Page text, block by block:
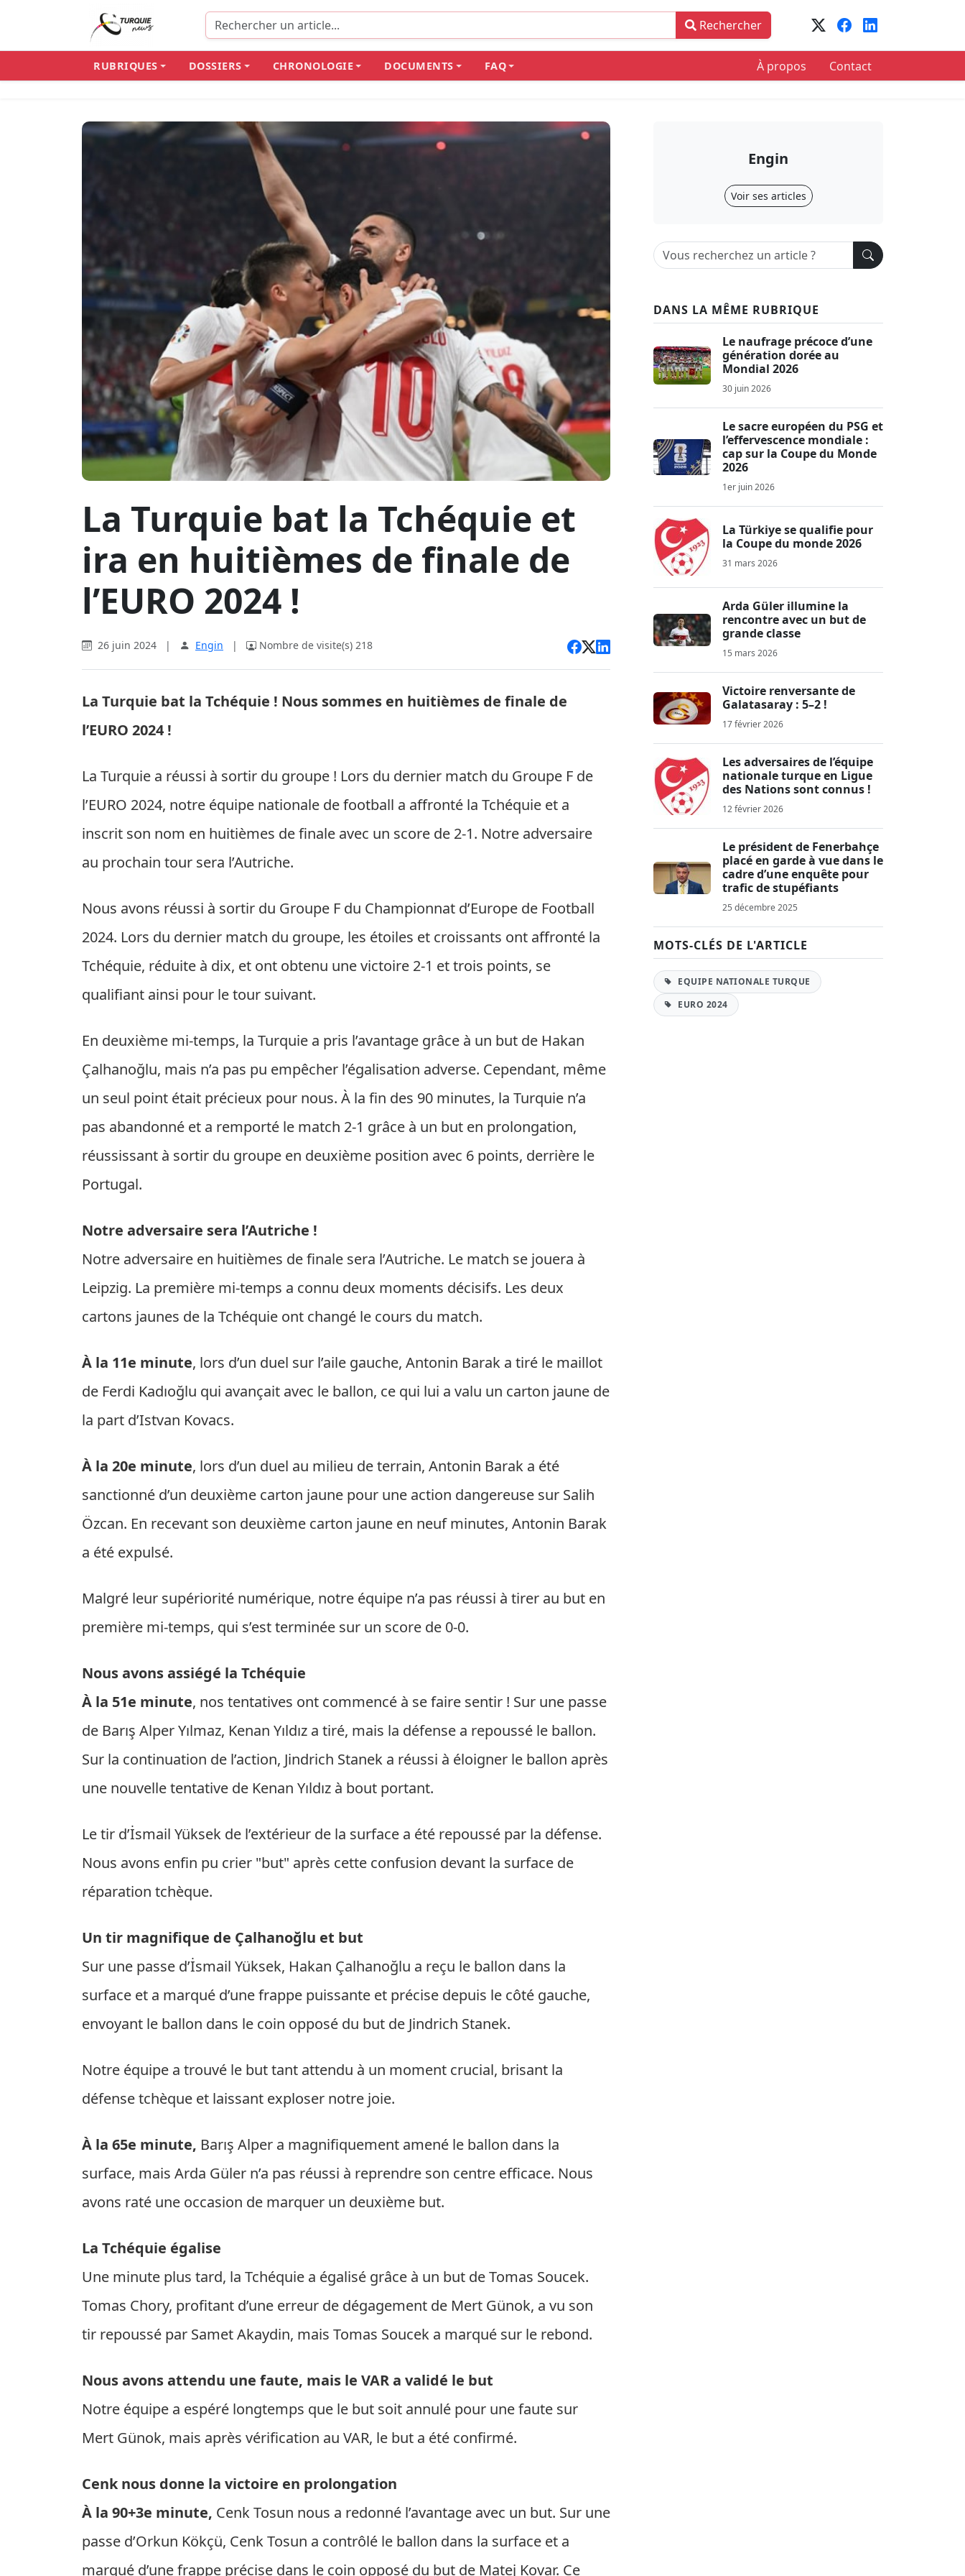
Rechercher
RUBRIQUES DOSSIERS CHRONOLOGIE DOCUMENTS FAQ À propos Contact
La Turquie bat la Tchéquie et
ira en huitièmes de finale de
l’EURO 2024 !
26 juin 2024 | Engin | Nombre de visite(s) 218
La Turquie bat la Tchéquie ! Nous sommes en huitièmes de finale de
l’EURO 2024 !
La Turquie a réussi à sortir du groupe ! Lors du dernier match du Groupe F de
l’EURO 2024, notre équipe nationale de football a affronté la Tchéquie et a
inscrit son nom en huitièmes de finale avec un score de 2-1. Notre adversaire
au prochain tour sera l’Autriche.
Nous avons réussi à sortir du Groupe F du Championnat d’Europe de Football
2024. Lors du dernier match du groupe, les étoiles et croissants ont affronté la
Tchéquie, réduite à dix, et ont obtenu une victoire 2-1 et trois points, se
qualifiant ainsi pour le tour suivant.
En deuxième mi-temps, la Turquie a pris l’avantage grâce à un but de Hakan
Çalhanoğlu, mais n’a pas pu empêcher l’égalisation adverse. Cependant, même
un seul point était précieux pour nous. À la fin des 90 minutes, la Turquie n’a
pas abandonné et a remporté le match 2-1 grâce à un but en prolongation,
réussissant à sortir du groupe en deuxième position avec 6 points, derrière le
Portugal.
Notre adversaire sera l’Autriche !
Notre adversaire en huitièmes de finale sera l’Autriche. Le match se jouera à
Leipzig. La première mi-temps a connu deux moments décisifs. Les deux
cartons jaunes de la Tchéquie ont changé le cours du match.
À la 11e minute, lors d’un duel sur l’aile gauche, Antonin Barak a tiré le maillot
de Ferdi Kadıoğlu qui avançait avec le ballon, ce qui lui a valu un carton jaune de
la part d’Istvan Kovacs.
À la 20e minute, lors d’un duel au milieu de terrain, Antonin Barak a été
sanctionné d’un deuxième carton jaune pour une action dangereuse sur Salih
Özcan. En recevant son deuxième carton jaune en neuf minutes, Antonin Barak
a été expulsé.
Malgré leur supériorité numérique, notre équipe n’a pas réussi à tirer au but en
première mi-temps, qui s’est terminée sur un score de 0-0.
Nous avons assiégé la Tchéquie
À la 51e minute, nos tentatives ont commencé à se faire sentir ! Sur une passe
de Barış Alper Yılmaz, Kenan Yıldız a tiré, mais la défense a repoussé le ballon.
Sur la continuation de l’action, Jindrich Stanek a réussi à éloigner le ballon après
une nouvelle tentative de Kenan Yıldız à bout portant.
Le tir d’İsmail Yüksek de l’extérieur de la surface a été repoussé par la défense.
Nous avons enfin pu crier "but" après cette confusion devant la surface de
réparation tchèque.
Un tir magnifique de Çalhanoğlu et but
Sur une passe d’İsmail Yüksek, Hakan Çalhanoğlu a reçu le ballon dans la
surface et a marqué d’une frappe puissante et précise depuis le côté gauche,
envoyant le ballon dans le coin opposé du but de Jindrich Stanek.
Notre équipe a trouvé le but tant attendu à un moment crucial, brisant la
défense tchèque et laissant exploser notre joie.
À la 65e minute, Barış Alper a magnifiquement amené le ballon dans la
surface, mais Arda Güler n’a pas réussi à reprendre son centre efficace. Nous
avons raté une occasion de marquer un deuxième but.
La Tchéquie égalise
Une minute plus tard, la Tchéquie a égalisé grâce à un but de Tomas Soucek.
Tomas Chory, profitant d’une erreur de dégagement de Mert Günok, a vu son
tir repoussé par Samet Akaydin, mais Tomas Soucek a marqué sur le rebond.
Nous avons attendu une faute, mais le VAR a validé le but
Notre équipe a espéré longtemps que le but soit annulé pour une faute sur
Mert Günok, mais après vérification au VAR, le but a été confirmé.
Cenk nous donne la victoire en prolongation
À la 90+3e minute, Cenk Tosun nous a redonné l’avantage avec un but. Sur une
passe d’Orkun Kökçü, Cenk Tosun a contrôlé le ballon dans la surface et a
marqué d’une frappe précise dans le coin opposé du but de Matej Kovar. Ce
Engin
Voir ses articles
DANS LA MÊME RUBRIQUE
Le naufrage précoce d’une
génération dorée au
Mondial 2026
30 juin 2026
Le sacre européen du PSG et
l’effervescence mondiale :
cap sur la Coupe du Monde
2026
1er juin 2026
La Türkiye se qualifie pour
la Coupe du monde 2026
31 mars 2026
Arda Güler illumine la
rencontre avec un but de
grande classe
15 mars 2026
Victoire renversante de
Galatasaray : 5–2 !
17 février 2026
Les adversaires de l’équipe
nationale turque en Ligue
des Nations sont connus !
12 février 2026
Le président de Fenerbahçe
placé en garde à vue dans le
cadre d’une enquête pour
trafic de stupéfiants
25 décembre 2025
MOTS-CLÉS DE L'ARTICLE
EQUIPE NATIONALE TURQUE
EURO 2024